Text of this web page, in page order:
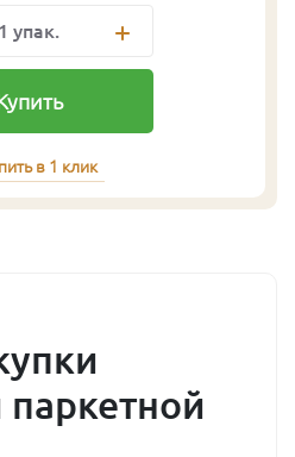
1 упак.
в 1 клик